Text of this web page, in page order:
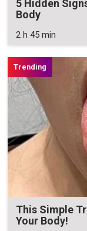
5 Hidden
Body
2 h 45 min
This Simple
Your Body!